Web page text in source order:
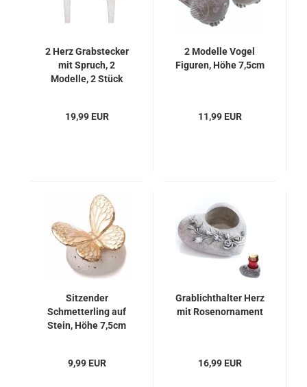
2 Herz Grabstecker
mit Spruch, 2
Modelle, 2 Stück
19,99 EUR
2 Modelle Vogel
Figuren, Höhe 7,5cm
11,99 EUR
Sitzender
Schmetterling auf
Stein, Höhe 7,5cm
9,99 EUR
Grablichthalter Herz
mit Rosenornament
16,99 EUR